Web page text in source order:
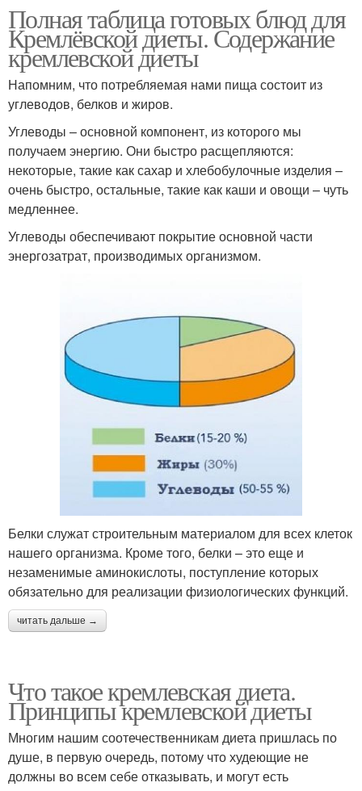
Полная таблица готовых блюд для
Кремлёвской диеты. Содержание
кремлевской диеты
Напомним, что потребляемая нами пища состоит из
углеводов, белков и жиров.
Углеводы – основной компонент, из которого мы
получаем энергию. Они быстро расщепляются:
некоторые, такие как сахар и хлебобулочные изделия –
очень быстро, остальные, такие как каши и овощи – чуть
медленнее.
Углеводы обеспечивают покрытие основной части
энергозатрат, производимых организмом.
Белки служат строительным материалом для всех клеток
нашего организма. Кроме того, белки – это еще и
незаменимые аминокислоты, поступление которых
обязательно для реализации физиологических функций.
читать дальше →
Что такое кремлевская диета.
Принципы кремлевской диеты
Многим нашим соотечественникам диета пришлась по
душе, в первую очередь, потому что худеющие не
должны во всем себе отказывать, и могут есть